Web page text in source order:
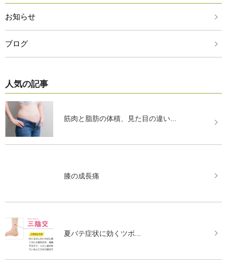
お知らせ
ブログ
人気の記事
筋肉と脂肪の体積、見た目の違い...
膝の成長痛
夏バテ症状に効くツボ...